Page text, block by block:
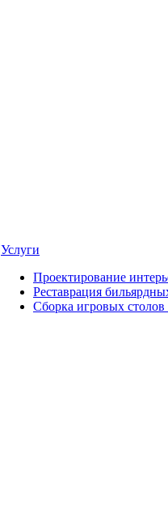
Услуги
Проектирование
Реставрация
Сборка игровых столов